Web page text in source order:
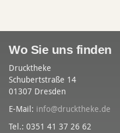
Wo Sie uns finden
Drucktheke
Schubertstraße 14
01307 Dresden
E-Mail: info@drucktheke.de
Tel.: 0351 41 37 26 62